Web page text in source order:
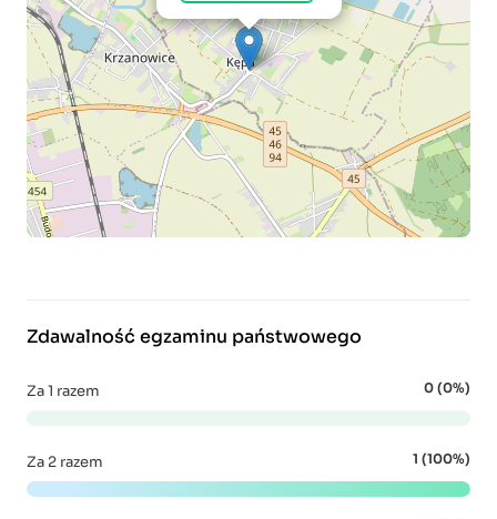
Zdawalność egzaminu państwowego
Za 1 razem 0 (0%)
Za 2 razem 1 (100%)